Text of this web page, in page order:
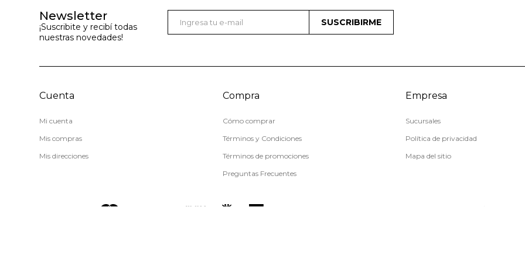
Newsletter
¡Suscribite y recibí todas
nuestras novedades!
SUSCRIBIRME
Cuenta
Mi cuenta
Mis compras
Mis direcciones
Compra
Cómo comprar
Términos y Condiciones
Términos de promociones
Preguntas Frecuentes
Empresa
Sucursales
Política de privacidad
Mapa del sitio